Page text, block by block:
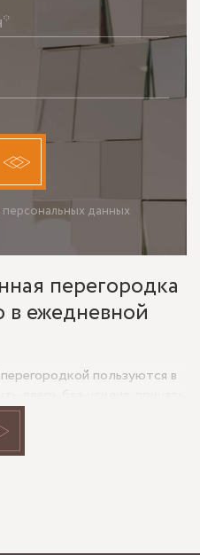
данных
НЕ ПРИНИМАЮ
перегородка
в ежедневной
пользуются в
части санузла и
Именно поэтому
ценится не только за